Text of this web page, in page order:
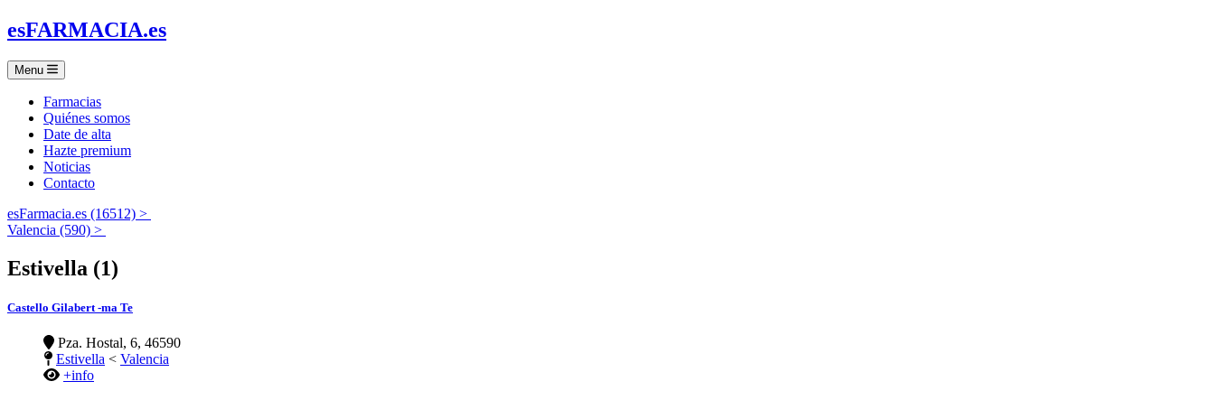
esFARMACIA.es
Menu
Farmacias
Quiénes somos
Date de alta
Hazte premium
Noticias
Contacto
esFarmacia.es (16512) >
Valencia (590) >
Estivella (1)
Castello Gilabert -ma Te
Pza. Hostal, 6, 46590
Estivella < Valencia
+info